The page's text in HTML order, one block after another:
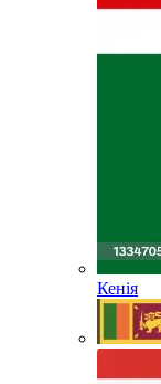
Кенія